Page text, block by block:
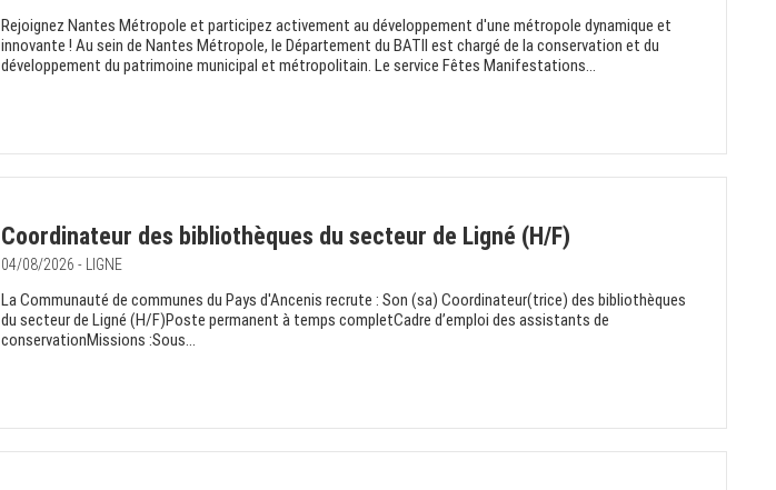
Rejoignez Nantes Métropole et participez activement au développement d'une métropole dynamique et
innovante ! Au sein de Nantes Métropole, le Département du BATII est chargé de la conservation et du
développement du patrimoine municipal et métropolitain. Le service Fêtes Manifestations...
Coordinateur des bibliothèques du secteur de Ligné (H/F)
04/08/2026 - LIGNE
La Communauté de communes du Pays d'Ancenis recrute : Son (sa) Coordinateur(trice) des bibliothèques
du secteur de Ligné (H/F)Poste permanent à temps completCadre d’emploi des assistants de
conservationMissions :Sous...